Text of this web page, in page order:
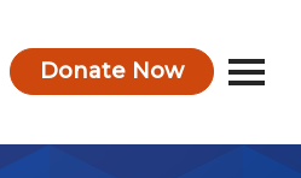
Donate Now